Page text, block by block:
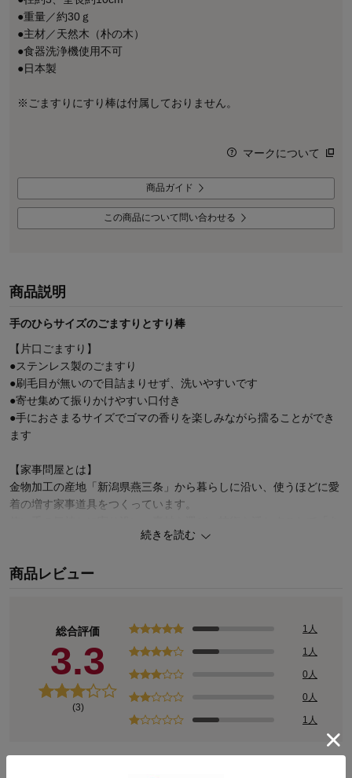
●重量／約30ｇ
●主材／天然木（朴の木）
●食器洗浄機使用不可
●日本製
※ごますりにすり棒は付属しておりません。
マークについて
商品ガイド
この商品について問い合わせる
商品説明
手のひらサイズのごますりとすり棒
【片口ごますり】
●ステンレス製のごますり
●刷毛目が無いので目詰まりせず、洗いやすいです
●寄せ集めて振りかけやすい口付き
●手におさまるサイズでゴマの香りを楽しみながら擂ることができ
ます
【家事問屋とは】
金物加工の産地「新潟県燕三条」から暮らしに沿い、使うほどに愛
着の増す家事道具をつくっています。
りきたり、なのに使いやすい」毎日の生活に心地よい新たな家事の
続きを読む
商品レビュー
総合評価
3.3
(3)
1人
1人
0人
0人
1人